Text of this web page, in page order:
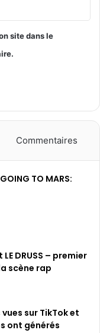
site dans le
Commentaires
TO MARS:
DRUSS – premier
scène rap
sur TikTok et
ont générés